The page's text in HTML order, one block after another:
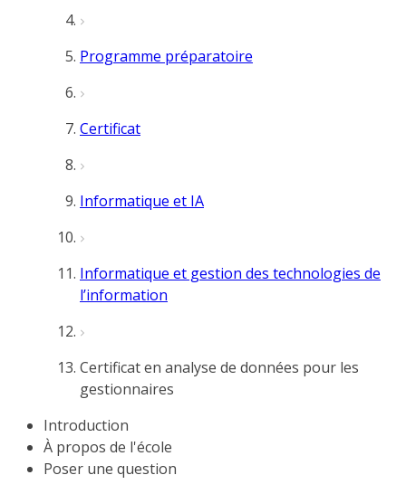
Programme préparatoire
Certificat
Informatique et IA
Informatique et gestion des technologies de
l’information
Certificat en analyse de données pour les
gestionnaires
Introduction
À propos de l'école
Poser une question